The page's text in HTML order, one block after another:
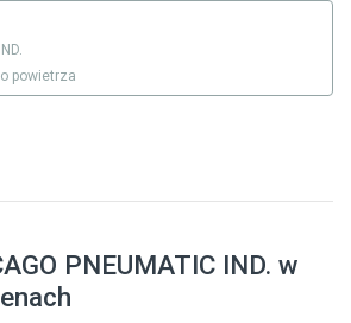
powietrza
PNEUMATIC IND. w